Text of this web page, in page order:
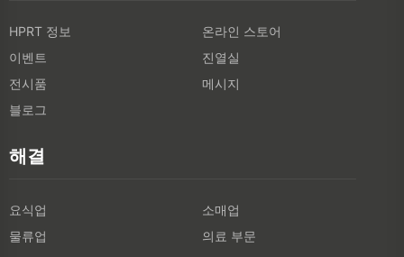
HPRT 정보
온라인 스토어
이벤트
진열실
전시품
메시지
블로그
해결
요식업
소매업
물류업
의료 부문